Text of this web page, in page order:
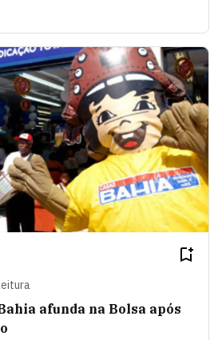
afunda na Bolsa após